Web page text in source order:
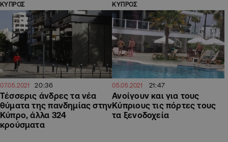
ΚΥΠΡΟΣ
07.05.2021 20:36
Τέσσερις άνδρες τα νέα
θύματα της πανδημίας στην
Κύπρο, άλλα 324
κρούσματα
ΚΥΠΡΟΣ
05.05.2021 21:47
Ανοίγουν και για τους
Κύπριους τις πόρτες τους
τα ξενοδοχεία